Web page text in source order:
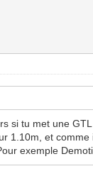
si tu met une
1.10m, et
exemple